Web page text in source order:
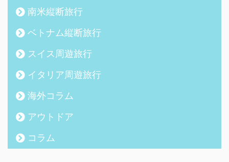
南米縦断旅行
ベトナム縦断旅行
スイス周遊旅行
イタリア周遊旅行
海外コラム
アウトドア
コラム